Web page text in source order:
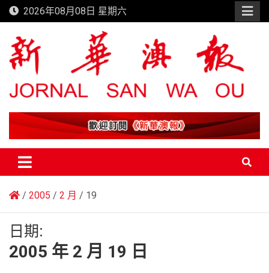
Skip
to
content
2026年08月08日 星期六
新華澳報
2005 2 月 19
日期:
2005 年 2 月 19 日